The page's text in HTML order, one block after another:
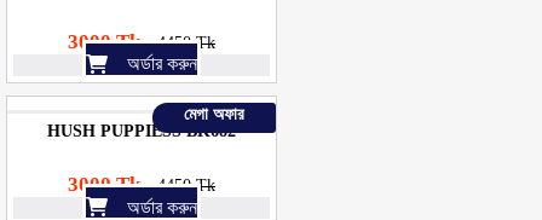
3000 Tk 4450 Tk
অর্ডার করুন
মেগা অফার
HUSH PUPPIESS BK682
3000 Tk 4450 Tk
অর্ডার করুন